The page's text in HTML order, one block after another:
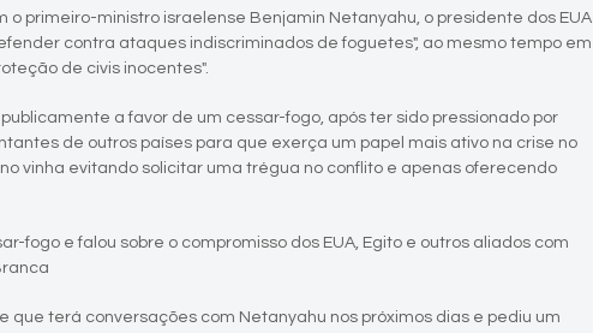
o primeiro-ministro israelense Benjamin Netanyahu, o presidente dos EUA
contra ataques indiscriminados de foguetes", ao mesmo tempo em
de civis inocentes".
a favor de um cessar-fogo, após ter sido pressionado por
de outros países para que exerça um papel mais ativo na crise no
vinha evitando solicitar uma trégua no conflito e apenas oferecendo
fogo e falou sobre o compromisso dos EUA, Egito e outros aliados com
que terá conversações com Netanyahu nos próximos dias e pediu um